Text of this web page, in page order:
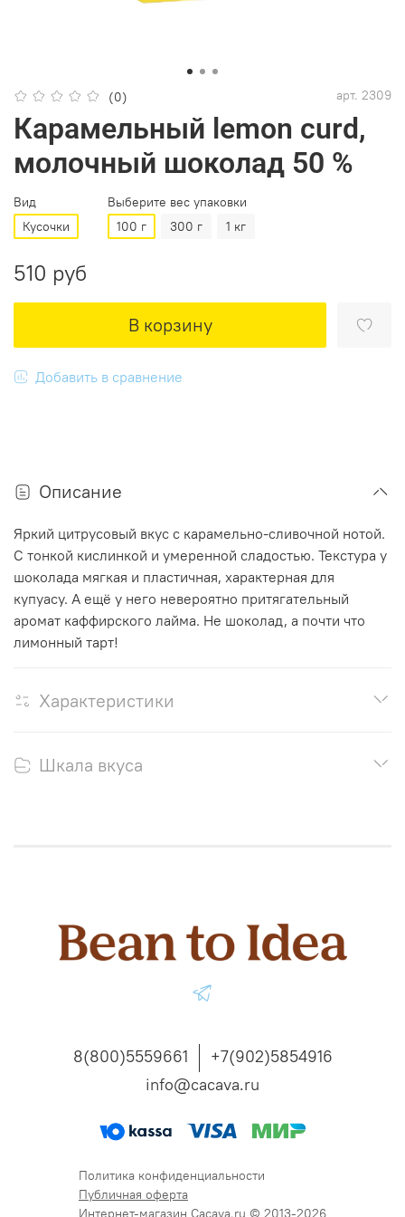
(0) арт. 2309
Карамельный lemon curd,
молочный шоколад 50 %
Вид
Кусочки
Выберите вес упаковки
100 г
300 г 1 кг
510 руб
В корзину
Добавить в сравнение
Описание
Яркий цитрусовый вкус с карамельно-сливочной нотой.
С тонкой кислинкой и умеренной сладостью. Текстура у
шоколада мягкая и пластичная, характерная для
купуасу. А ещё у него невероятно притягательный
аромат каффирского лайма. Не шоколад, а почти что
лимонный тарт!
Характеристики
Шкала вкуса
8(800)5559661
+7(902)5854916
info@cacava.ru
Политика конфиденциальности
Публичная оферта
Интернет-магазин Cacava.ru © 2013-2026